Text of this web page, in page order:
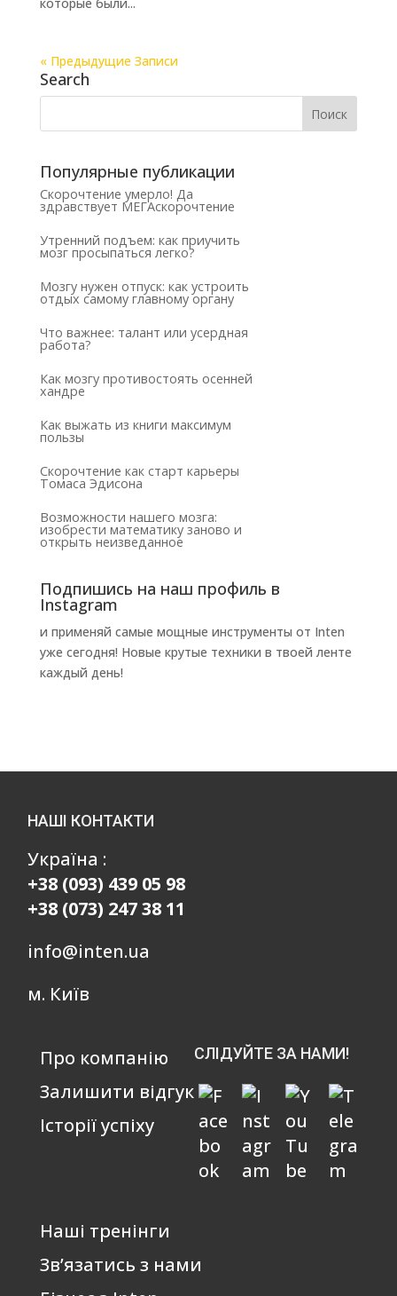
« Предыдущие Записи
Search
Популярные публикации
Скорочтение умерло! Да
здравствует МЕГАскорочтение
Утренний подъем: как приучить
мозг просыпаться легко?
Мозгу нужен отпуск: как устроить
отдых самому главному органу
Что важнее: талант или усердная
работа?
Как мозгу противостоять осенней
хандре
Как выжать из книги максимум
пользы
Скорочтение как старт карьеры
Томаса Эдисона
Возможности нашего мозга:
изобрести математику заново и
открыть неизведанное
Подпишись на наш профиль в
Instagram
и применяй самые мощные инструменты от Inten
уже сегодня! Новые крутые техники в твоей ленте
каждый день!
НАШІ КОНТАКТИ
Україна :
+38 (093) 439 05 98
+38 (073) 247 38 11
info@inten.ua
м. Київ
Про компанію
Залишити відгук
Історії успіху
СЛІДУЙТЕ ЗА НАМИ!
Наші тренінги
Зв’язатись з нами